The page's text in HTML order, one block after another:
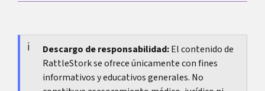
tamaño objetivo exacto. Lo que realmente
importa es el ajuste, la comunicación, la
excitación, la comodidad y el contexto concreto
de la relación.
Descargo de responsabilidad:El contenido de
RattleStork se ofrece únicamente con fines
informativos y educativos generales. No